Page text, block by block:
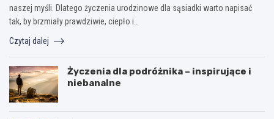
naszej myśli. Dlatego życzenia urodzinowe dla sąsiadki warto napisać
tak, by brzmiały prawdziwie, ciepło i…
Czytaj dalej
Życzenia dla podróżnika – inspirujące i
niebanalne